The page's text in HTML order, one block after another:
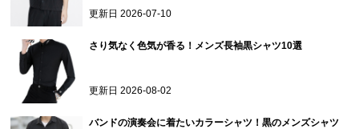
更新日2026-07-10
さり気なく色気が香る！メンズ長袖黒シャツ10選
更新日2026-08-02
バンドの演奏会に着たいカラーシャツ！黒のメンズシャツ